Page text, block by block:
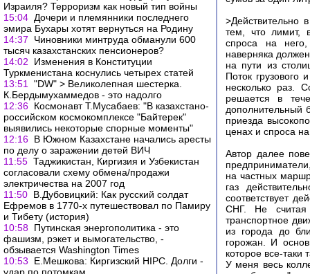
Израиля? Терроризм как новый тип войны
15:04 Дочери и племянники последнего
эмира Бухары хотят вернуться на Родину
14:37
Чиновники минтруда обманули 600
тысяч казахстанских пенсионеров?
14:02
Изменения в Конституции
Туркменистана коснулись четырех статей
13:51
"DW" > Великолепная шестерка.
К.Бердымухаммедов - это надолго
12:36 Космонавт Т.Мусабаев: "В казахстано-
российском космокомплексе "Байтерек"
выявились некоторые спорные моменты"
12:16 В Южном Казахстане начались аресты
по делу о заражении детей ВИЧ
11:55 Таджикистан, Киргизия и Узбекистан
согласовали схему обмена/продажи
электричества на 2007 год
11:50 В.Дубовицкий: Как русский солдат
Ефремов в 1770-х путешествовал по Памиру
и Тибету (история)
10:58 Путинская энергополитика - это
фашизм, рэкет и вымогательство, -
обзывается Washington Times
10:53
Е.Мешкова: Киргизский HIPC. Долги -
>Действительно
тем, что лимит,
спроса на него,
наверняка
на пути из
Поток грузового
несколько раз.
решается в
дополнительный
приезда
ценах и спроса
Автор далее
на частных
газ
соответствует
СНГ. Не считая
транспортное
из города до
горожан. И
которое все-таки
У меня весь